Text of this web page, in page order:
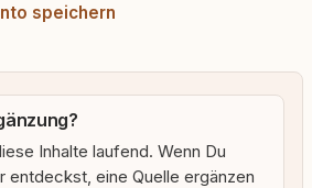
speichern
Inhalte laufend. Wenn Du
entdeckst, eine Quelle ergänzen